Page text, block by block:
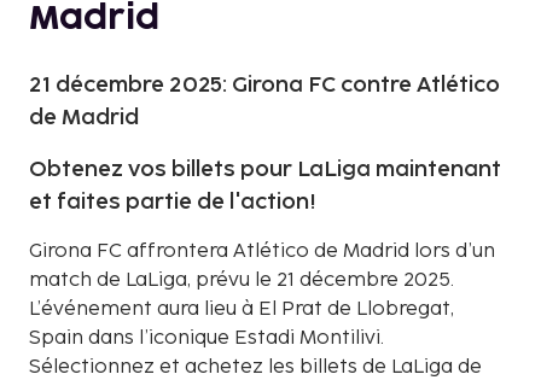
Madrid
21 décembre 2025: Girona FC contre Atlético
de Madrid
Obtenez vos billets pour LaLiga maintenant
et faites partie de l'action!
Girona FC affrontera Atlético de Madrid lors d’un
match de LaLiga, prévu le 21 décembre 2025.
L’événement aura lieu à El Prat de Llobregat,
Spain dans l’iconique Estadi Montilivi.
Sélectionnez et achetez les billets de LaLiga de